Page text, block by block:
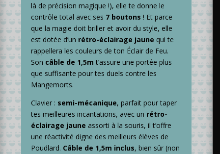
là de précision magique !), elle te donne le
contrôle total avec ses 7 boutons ! Et parce
que la magie doit briller et avoir du style, elle
est dotée d’un rétro-éclairage jaune qui te
rappellera les couleurs de ton Éclair de Feu.
Son câble de 1,5m t’assure une portée plus
que suffisante pour tes duels contre les
Mangemorts.
Clavier : semi-mécanique, parfait pour taper
tes meilleures incantations, avec un rétro-
éclairage jaune assorti à la souris, il t’offre
une réactivité digne des meilleurs élèves de
Poudlard. Câble de 1,5m inclus, bien sûr (non